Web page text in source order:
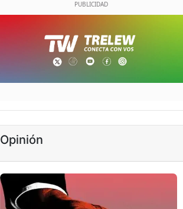
Opinión